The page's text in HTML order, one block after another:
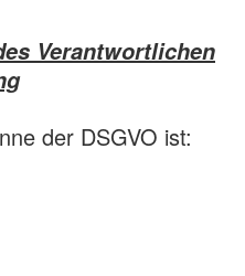
Verantwortlichen
der DSGVO ist: